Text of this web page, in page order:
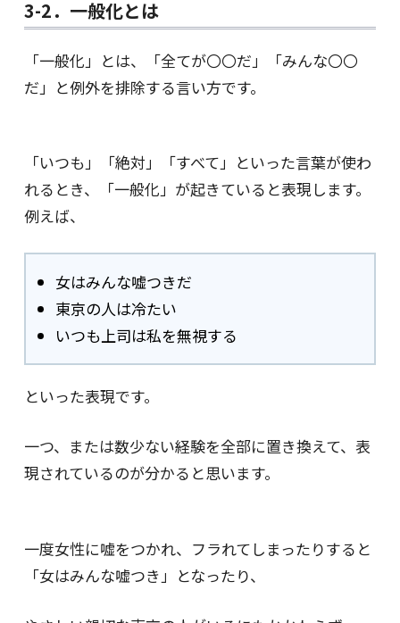
3-2．一般化とは
「一般化」とは、「全てが〇〇だ」「みんな〇〇
だ」と例外を排除する言い方です。
「いつも」「絶対」「すべて」といった言葉が使わ
れるとき、「一般化」が起きていると表現します。
例えば、
女はみんな嘘つきだ
東京の人は冷たい
いつも上司は私を無視する
といった表現です。
一つ、または数少ない経験を全部に置き換えて、表
現されているのが分かると思います。
一度女性に嘘をつかれ、フラれてしまったりすると
「女はみんな嘘つき」となったり、